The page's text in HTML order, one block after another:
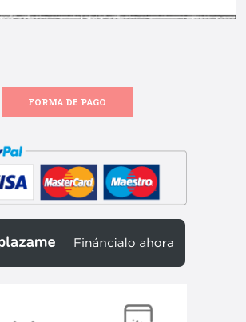
FORMA DE PAGO